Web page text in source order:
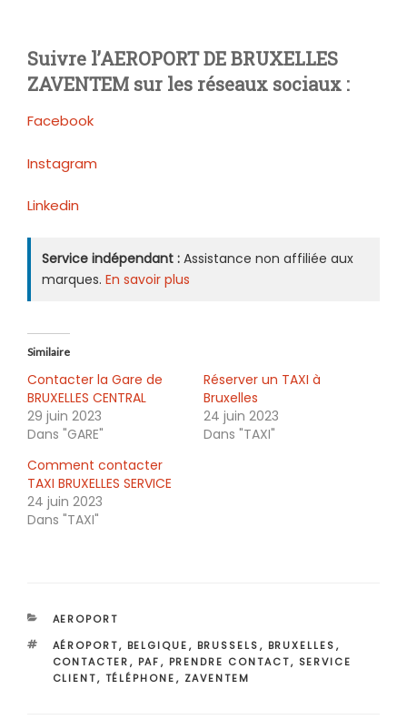
Suivre l’AEROPORT DE BRUXELLES
ZAVENTEM sur les réseaux sociaux :
Facebook
Instagram
Linkedin
Service indépendant : Assistance non affiliée aux
marques. En savoir plus
Similaire
Contacter la Gare de
BRUXELLES CENTRAL
29 juin 2023
Dans "GARE"
Réserver un TAXI à
Bruxelles
24 juin 2023
Dans "TAXI"
Comment contacter
TAXI BRUXELLES SERVICE
24 juin 2023
Dans "TAXI"
CATÉGORIES
AEROPORT
ÉTIQUETTES
AÉROPORT, BELGIQUE, BRUSSELS, BRUXELLES,
CONTACTER, PAF, PRENDRE CONTACT, SERVICE
CLIENT, TÉLÉPHONE, ZAVENTEM